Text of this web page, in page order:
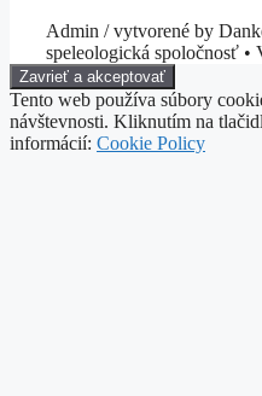
Admin / vytvorené by
speleologická spoločnosť •
Tento web používa súbory
návštevnosti. Kliknutím na
informácií: Cookie Policy